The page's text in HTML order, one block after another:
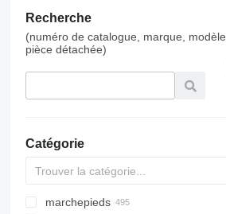
Recherche
(numéro de catalogue, marque, modèle,
pièce détachée)
Catégorie
marchepieds